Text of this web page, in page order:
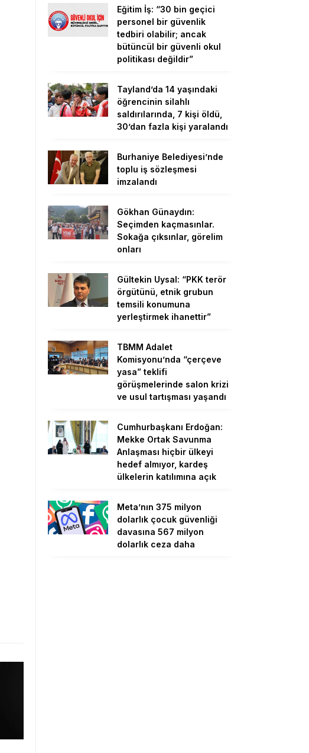
Eğitim İş: “30 bin geçici
personel bir güvenlik
tedbiri olabilir; ancak
bütüncül bir güvenli okul
politikası değildir”
Tayland’da 14 yaşındaki
öğrencinin silahlı
saldırılarında, 7 kişi öldü,
30’dan fazla kişi yaralandı
Burhaniye Belediyesi’nde
toplu iş sözleşmesi
imzalandı
Gökhan Günaydın:
Seçimden kaçmasınlar.
Sokağa çıksınlar, görelim
onları
Gültekin Uysal: “PKK terör
örgütünü, etnik grubun
temsili konumuna
yerleştirmek ihanettir”
TBMM Adalet
Komisyonu’nda “çerçeve
yasa” teklifi
görüşmelerinde salon krizi
ve usul tartışması yaşandı
Cumhurbaşkanı Erdoğan:
Mekke Ortak Savunma
Anlaşması hiçbir ülkeyi
hedef almıyor, kardeş
ülkelerin katılımına açık
Meta’nın 375 milyon
dolarlık çocuk güvenliği
davasına 567 milyon
dolarlık ceza daha